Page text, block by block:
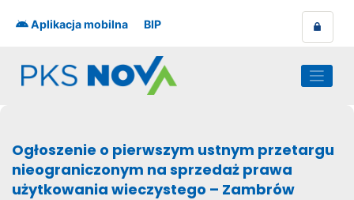
Aplikacja mobilna BIP
Ogłoszenie o pierwszym ustnym przetargu
nieograniczonym na sprzedaż prawa
użytkowania wieczystego – Zambrów